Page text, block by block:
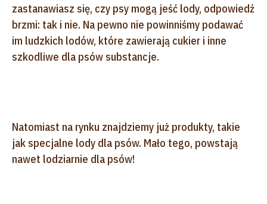
zastanawiasz się, czy psy mogą jeść lody, odpowiedź
brzmi: tak i nie. Na pewno nie powinniśmy podawać
im ludzkich lodów, które zawierają cukier i inne
szkodliwe dla psów substancje.
Natomiast na rynku znajdziemy już produkty, takie
jak specjalne lody dla psów. Mało tego, powstają
nawet lodziarnie dla psów!